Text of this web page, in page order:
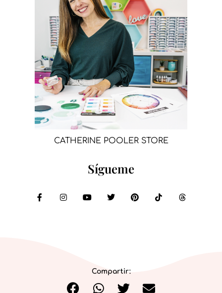
CATHERINE POOLER STORE
Sígueme
Compartir: